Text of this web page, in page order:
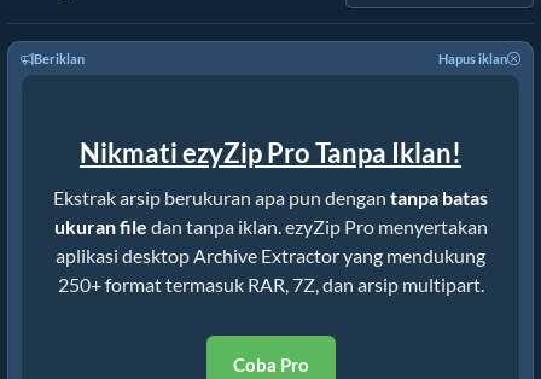
Beriklan Hapus iklan
Nikmati ezyZip Pro Tanpa Iklan!
Ekstrak arsip berukuran apa pun dengan tanpa batas
ukuran file dan tanpa iklan. ezyZip Pro menyertakan
aplikasi desktop Archive Extractor yang mendukung
250+ format termasuk RAR, 7Z, dan arsip multipart.
Coba Pro